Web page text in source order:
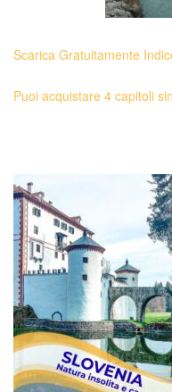
Scarica Gratuitamente
Puoi acquistare 4 capitoli